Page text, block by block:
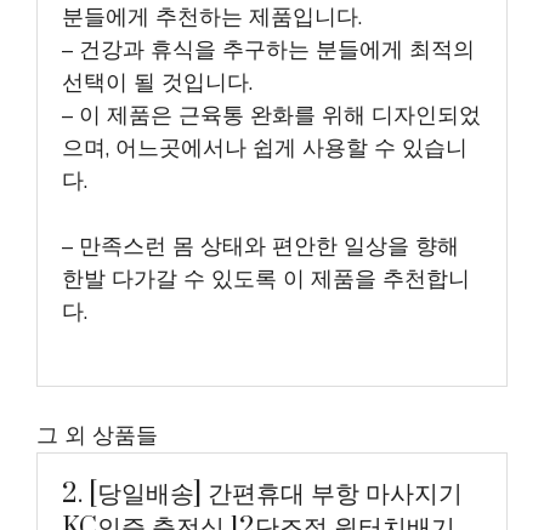
분들에게 추천하는 제품입니다.
– 건강과 휴식을 추구하는 분들에게 최적의
선택이 될 것입니다.
– 이 제품은 근육통 완화를 위해 디자인되었
으며, 어느곳에서나 쉽게 사용할 수 있습니
다.
– 만족스런 몸 상태와 편안한 일상을 향해
한발 다가갈 수 있도록 이 제품을 추천합니
다.
그 외 상품들
2. [당일배송] 간편휴대 부항 마사지기